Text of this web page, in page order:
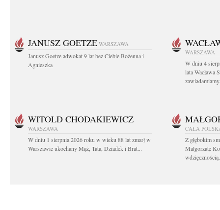
JANUSZ GOETZE WARSZAWA
Janusz Goetze adwokat 9 lat bez Ciebie Bożenna i
Agnieszka
WARSZAWA
W dniu 4
lata Wacława
WITOLD CHODAKIEWICZ
WARSZAWA
W dniu 1 sierpnia 2026 roku w wieku 88 lat zmarł w
Warszawie ukochany Mąż, Tata, Dziadek i Brat...
CAŁA
Z głębokim
Małgorzatę